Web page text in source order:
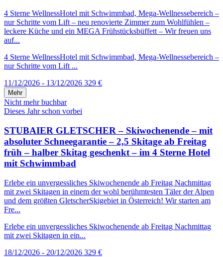
4 Sterne WellnessHotel mit Schwimmbad, Mega-Wellnessebereich –
nur Schritte vom Lift – neu renovierte Zimmer zum Wohlfühlen –
leckere Küche und ein MEGA Frühstücksbüffett – Wir freuen uns
auf...
4 Sterne WellnessHotel mit Schwimmbad, Mega-Wellnessebereich –
nur Schritte vom Lift ...
11/12/2026 - 13/12/2026 329 €
Mehr
Nicht mehr buchbar
Dieses Jahr schon vorbei
STUBAIER GLETSCHER – Skiwochenende – mit
absoluter Schneegarantie – 2,5 Skitage ab Freitag
früh – halber Skitag geschenkt – im 4 Sterne Hotel
mit Schwimmbad
Erlebe ein unvergessliches Skiwochenende ab Freitag Nachmittag
mit zwei Skitagen in einem der wohl berühmtesten Täler der Alpen
und dem größten GletscherSkigebiet in Österreich! Wir starten am
Fre...
Erlebe ein unvergessliches Skiwochenende ab Freitag Nachmittag
mit zwei Skitagen in ein...
18/12/2026 - 20/12/2026 329 €